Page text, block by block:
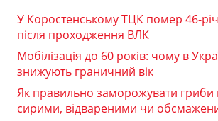
У Коростенському ТЦК помер 46-
після проходження ВЛК
Мобілізація до 60 років: чому в
знижують граничний вік
Як правильно заморожувати
сирими, відвареними чи